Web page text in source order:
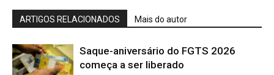
ARTIGOS RELACIONADOS Mais do autor
Saque-aniversário do FGTS 2026
começa a ser liberado